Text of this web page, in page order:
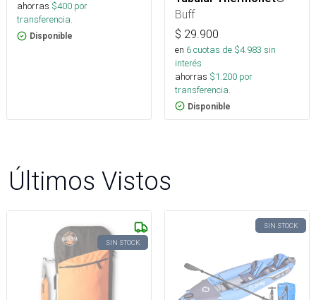
ahorras $400 por
transferencia.
Disponible
Buff
$ 29.900
en 6cuotas de $4.983 sin
interés
ahorras $1.200 por
transferencia.
Disponible
Últimos Vistos
SIN STOCK
SIN STOCK